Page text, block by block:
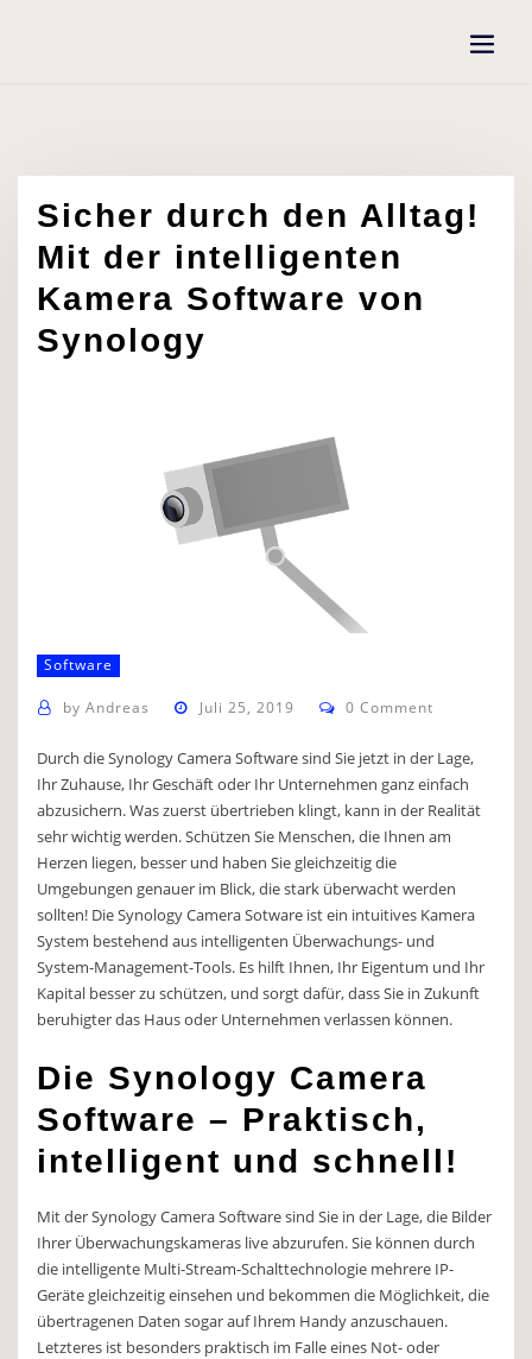
Sicher durch den Alltag!
Mit der intelligenten
Kamera Software von
Synology
Software
by Andreas Juli 25, 2019 0 Comment
Durch die Synology Camera Software sind Sie jetzt in der Lage,
Ihr Zuhause, Ihr Geschäft oder Ihr Unternehmen ganz einfach
abzusichern. Was zuerst übertrieben klingt, kann in der Realität
sehr wichtig werden. Schützen Sie Menschen, die Ihnen am
Herzen liegen, besser und haben Sie gleichzeitig die
Umgebungen genauer im Blick, die stark überwacht werden
sollten! Die Synology Camera Sotware ist ein intuitives Kamera
System bestehend aus intelligenten Überwachungs- und
System-Management-Tools. Es hilft Ihnen, Ihr Eigentum und Ihr
Kapital besser zu schützen, und sorgt dafür, dass Sie in Zukunft
beruhigter das Haus oder Unternehmen verlassen können.
Die Synology Camera
Software – Praktisch,
intelligent und schnell!
Mit der Synology Camera Software sind Sie in der Lage, die Bilder
Ihrer Überwachungskameras live abzurufen. Sie können durch
die intelligente Multi-Stream-Schalttechnologie mehrere IP-
Geräte gleichzeitig einsehen und bekommen die Möglichkeit, die
übertragenen Daten sogar auf Ihrem Handy anzuschauen.
Letzteres ist besonders praktisch im Falle eines Not- oder